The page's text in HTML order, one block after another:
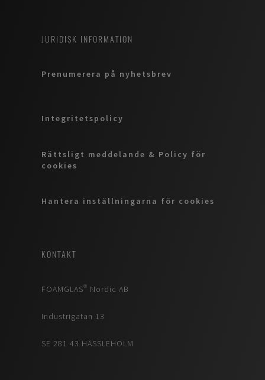
JURIDISK INFORMATION
Prenumerera på nyhetsbrev
Integritetspolicy
Rättsligt meddelande & Policy för
cookies
Hantera inställningarna för cookies
KONTAKT
FOAMGLAS® Nordic AB
Industrigatan 13
SE 281 43 HÄSSLEHOLM